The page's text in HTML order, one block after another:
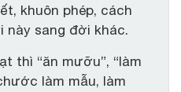
khuôn phép, cách
sang đời khác.
thì “ăn mưỡu”, “làm
làm mẫu, làm